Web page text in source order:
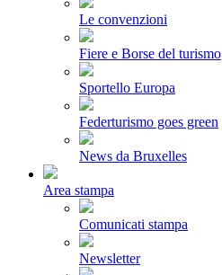
Le convenzioni
Fiere e Borse del turismo
Sportello Europa
Federturismo goes green
News da Bruxelles
Area stampa
Comunicati stampa
Newsletter